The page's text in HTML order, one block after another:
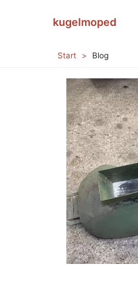
kugelmoped
Start Blog